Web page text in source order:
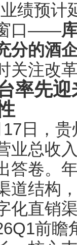
绩预计
口——
分的酒
关注改
率先
日，
业总收
答卷。
道结构
化直销
前瞻